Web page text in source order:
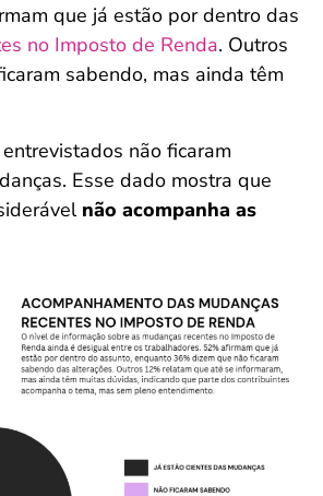
que já estão por dentro das
no Imposto de Renda. Outros
sabendo, mas ainda têm
não ficaram
Esse dado mostra que
não acompanha as